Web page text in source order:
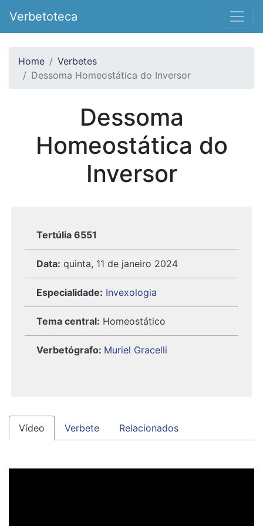
Verbetoteca
Home
Verbetes
Dessoma Homeostática do Inversor
Dessoma
Homeostática do
Inversor
Tertúlia 6551
Data: quinta, 11 de janeiro 2024
Especialidade: Invexologia
Tema central: Homeostático
Verbetógrafo: Muriel Gracelli
Vídeo Verbete Relacionados